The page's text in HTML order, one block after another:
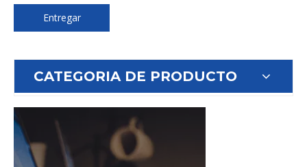
Entregar
CATEGORIA DE PRODUCTO